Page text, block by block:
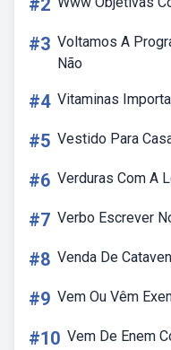
#2
#3 Voltamos A
Não
#4 Vitaminas
#5 Vestido Para
#6 Verduras Com A
#7 Verbo Escrever
#8 Venda De
#9 Vem Ou Vêm
#10 Vem De Enem